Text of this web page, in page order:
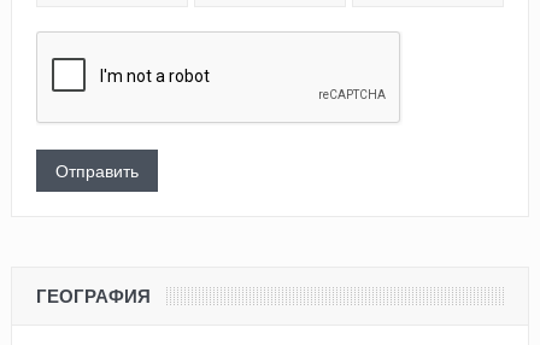
ГЕОГРАФИЯ